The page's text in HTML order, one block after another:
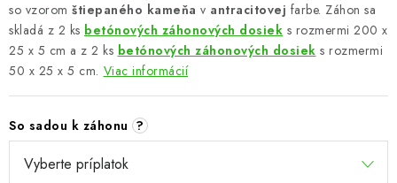
so vzorom štiepaného kameňa v antracitovej farbe. Záhon sa
skladá z 2 ks betónových záhonových dosiek s rozmermi 200 x
25 x 5 cm a z 2 ks betónových záhonových dosiek s rozmermi
50 x 25 x 5 cm. Viac informácií
So sadou k záhonu ?